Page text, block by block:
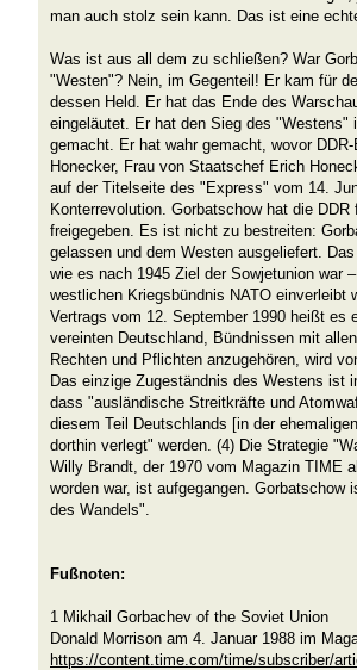
man auch stolz sein kann. Das ist eine
Was ist aus all dem zu schließen? War
"Westen"? Nein, im Gegenteil! Er kam für
dessen Held. Er hat das Ende des
eingeläutet. Er hat den Sieg des "Westens"
gemacht. Er hat wahr gemacht, wovor
Honecker, Frau von Staatschef Erich
auf der Titelseite des "Express" vom 14.
Konterrevolution. Gorbatschow hat die
freigegeben. Es ist nicht zu bestreiten:
gelassen und dem Westen ausgeliefert.
wie es nach 1945 Ziel der Sowjetunion war
westlichen Kriegsbündnis NATO einverleibt
Vertrags vom 12. September 1990 heißt es
vereinten Deutschland, Bündnissen mit
Rechten und Pflichten anzugehören, wird
Das einzige Zugeständnis des Westens ist
dass "ausländische Streitkräfte und
diesem Teil Deutschlands [in der
dorthin verlegt" werden. (4) Die Strategie
Willy Brandt, der 1970 vom Magazin TIME
worden war, ist aufgegangen. Gorbatschow
des Wandels".
Fußnoten:
1 Mikhail Gorbachev of the Soviet Union
Donald Morrison am 4. Januar 1988 im
https://content.time.com/time/subscriber/